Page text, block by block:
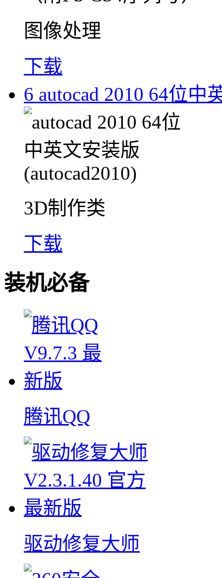
图像处理
下载
6 autocad 2010 64位中
3D制作类
下载
装机必备
腾讯QQ
驱动修复大师